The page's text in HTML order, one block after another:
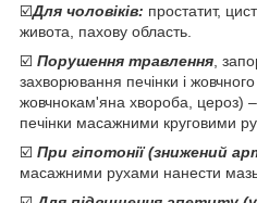
☑️Для чоловіків: простатит,
живота, пахову область.
☑️ Порушення травлення ,
захворювання печінки і
жовчнокам'яна хвороба, цероз)
печінки масажними круговими
☑️ При гіпотонії (знижений
масажними рухами нанести мазь